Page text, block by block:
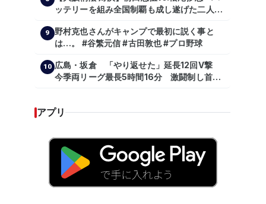
ッテリーを組み全国制覇も成し遂げた二人
9
野村克也さんがキャンプで最初に説く事と
は…。 #谷繁元信 #古田敦也 #プロ野球
10 広島・坂倉 「やり返せた」延長12回V撃
今季両リーグ最長5時間16分 激闘制し首位
アプリ